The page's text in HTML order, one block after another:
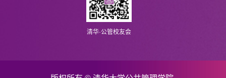
清华·公管校友会